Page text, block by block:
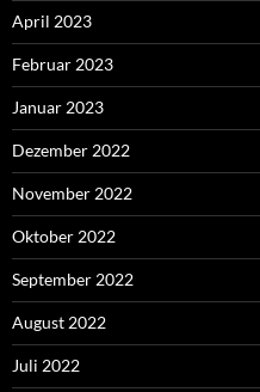
April 2023
Februar 2023
Januar 2023
Dezember 2022
November 2022
Oktober 2022
September 2022
August 2022
Juli 2022